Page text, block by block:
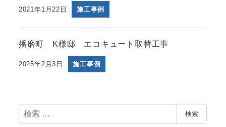
2021年1月22日 施工事例
播磨町 K様邸 エコキュート取替工事
2025年2月3日 施工事例
検
索
検索